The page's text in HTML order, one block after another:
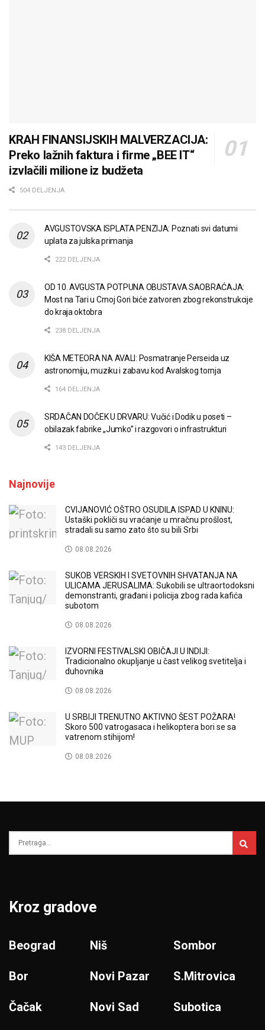
KRAH FINANSIJSKIH MALVERZACIJA:
Preko lažnih faktura i firme „BEE IT“
izvlačili milione iz budžeta
504 DELJENJA
AVGUSTOVSKA ISPLATA PENZIJA: Poznati svi datumi
uplata za julska primanja
222 DELJENJA
OD 10. AVGUSTA POTPUNA OBUSTAVA SAOBRAĆAJA:
Most na Tari u Crnoj Gori biće zatvoren zbog rekonstrukcije
do kraja oktobra
238 DELJENJA
KIŠA METEORA NA AVALI: Posmatranje Perseida uz
astronomiju, muziku i zabavu kod Avalskog tornja
164 DELJENJA
SRDAČAN DOČEK U DRVARU: Vučić i Dodik u poseti –
obilazak fabrike „Jumko” i razgovori o infrastrukturi
143 DELJENJA
Najnovije
CVIJANOVIĆ OŠTRO OSUDILA ISPAD U KNINU:
Ustaški pokliči su vraćanje u mračnu prošlost,
stradali su samo zato što su bili Srbi
08.08.2026
SUKOB VERSKIH I SVETOVNIH SHVATANJA NA
ULICAMA JERUSALIMA: Sukobili se ultraortodoksni
demonstranti, građani i policija zbog rada kafića
subotom
08.08.2026
IZVORNI FESTIVALSKI OBIČAJI U INDIJI:
Tradicionalno okupljanje u čast velikog svetitelja i
duhovnika
08.08.2026
U SRBIJI TRENUTNO AKTIVNO ŠEST POŽARA!
Skoro 500 vatrogasaca i helikoptera bori se sa
vatrenom stihijom!
08.08.2026
Kroz gradove
Beograd
Bor
Čačak
Niš
Novi Pazar
Novi Sad
Sombor
S.Mitrovica
Subotica